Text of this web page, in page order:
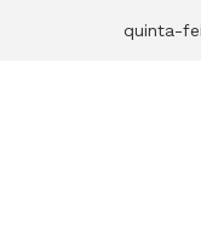
quinta-